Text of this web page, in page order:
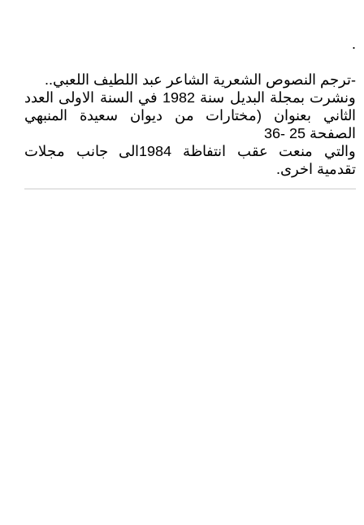
.
-ترجم النصوص الشعرية الشاعر عبد اللطيف اللعبي..
ونشرت بمجلة البديل سنة 1982 في السنة الاولى العدد
الثاني بعنوان (مختارات من ديوان سعيدة المنبهي
الصفحة 25 -36
والتي منعت عقب انتفاظة 1984الى جانب مجلات
تقدمية اخرى.